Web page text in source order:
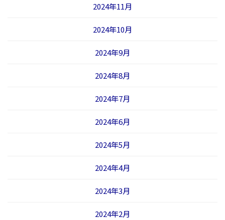
2024年11月
2024年10月
2024年9月
2024年8月
2024年7月
2024年6月
2024年5月
2024年4月
2024年3月
2024年2月